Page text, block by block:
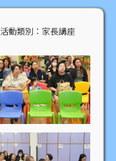
活動類別：家長講座